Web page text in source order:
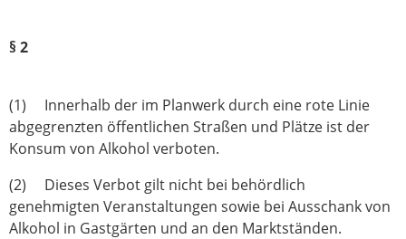
§ 2
(1) Innerhalb der im Planwerk durch eine rote Linie
abgegrenzten öffentlichen Straßen und Plätze ist der
Konsum von Alkohol verboten.
(2) Dieses Verbot gilt nicht bei behördlich
genehmigten Veranstaltungen sowie bei Ausschank von
Alkohol in Gastgärten und an den Marktständen.